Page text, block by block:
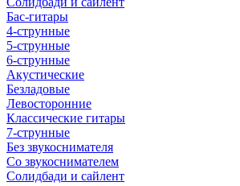
Бас-гитары
4-струнные
5-струнные
6-струнные
Акустические
Безладовые
Левосторонние
Классические гитары
7-струнные
Без звукоснимателя
Со звукоснимателем
Солидбади и сайлент